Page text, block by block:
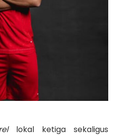
lokal ketiga sekaligus